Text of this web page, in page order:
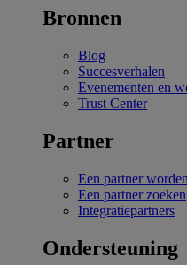
Bronnen
Blog
Succesverhalen
Evenementen en
Trust Center
Partner
Een partner worden
Een partner zoeken
Integratiepartners
Ondersteuning